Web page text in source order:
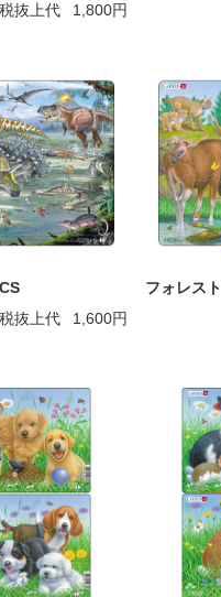
税抜上代
1,800円
税抜上代
1,600円
フォレス